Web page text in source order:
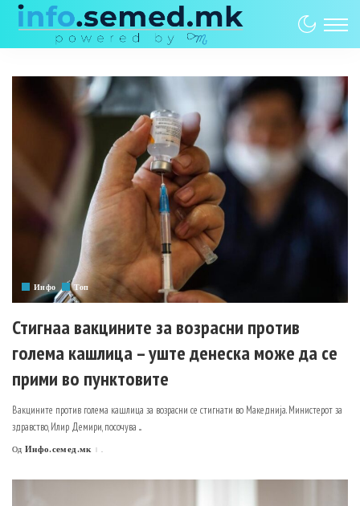
Инфо Топ
Стигнаа вакцините за возрасни против
голема кашлица – уште денеска може да се
прими во пунктовите
Вакцините против голема кашлица за возрасни се стигнати во Македнија. Министерот за
здравство, Илир Демири, посочува ...
Posted
Од Инфо.семед.мк .